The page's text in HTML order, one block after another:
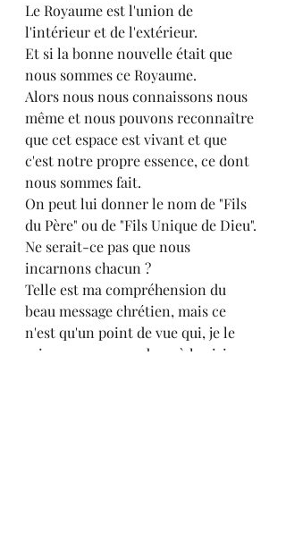
Le Royaume est l'union de
l'intérieur et de l'extérieur.
Et si la bonne nouvelle était que
nous sommes ce Royaume.
Alors nous nous connaissons nous
même et nous pouvons reconnaître
que cet espace est vivant et que
c'est notre propre essence, ce dont
nous sommes fait.
On peut lui donner le nom de "Fils
du Père" ou de "Fils Unique de Dieu".
Ne serait-ce pas que nous
incarnons chacun ?
Telle est ma compréhension du
beau message chrétien, mais ce
n'est qu'un point de vue qui, je le
sais, ne correspond pas à la vision